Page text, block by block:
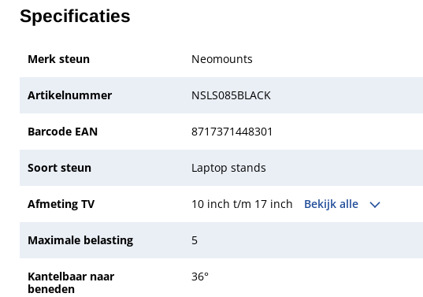
Specificaties
Merk steun Neomounts
Artikelnummer NSLS085BLACK
Barcode EAN 8717371448301
Soort steun Laptop stands
Afmeting TV 10 inch t/m 17 inch Bekijk alle
Maximale belasting 5
Kantelbaar naar
beneden
36°